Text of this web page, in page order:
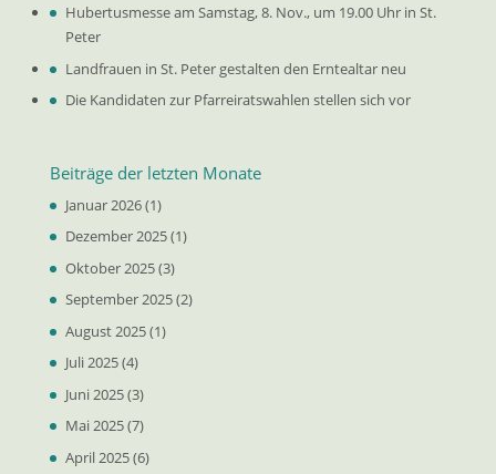
Hubertusmesse am Samstag, 8. Nov., um 19.00 Uhr in St.
Peter
Landfrauen in St. Peter gestalten den Erntealtar neu
Die Kandidaten zur Pfarreiratswahlen stellen sich vor
Beiträge der letzten Monate
Januar 2026(1)
Dezember 2025(1)
Oktober 2025(3)
September 2025(2)
August 2025(1)
Juli 2025(4)
Juni 2025(3)
Mai 2025(7)
April 2025(6)